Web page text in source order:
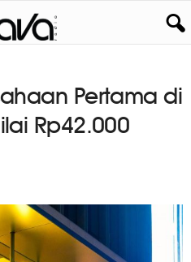
Pertama di
Rp42.000